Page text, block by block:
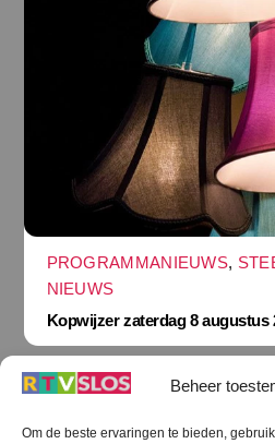
Beheer
Om de beste ervaringen te bieden,
PROGRAMMANIEUWS,
NIEUWS
Kopwijzer zaterdag 8 augustus